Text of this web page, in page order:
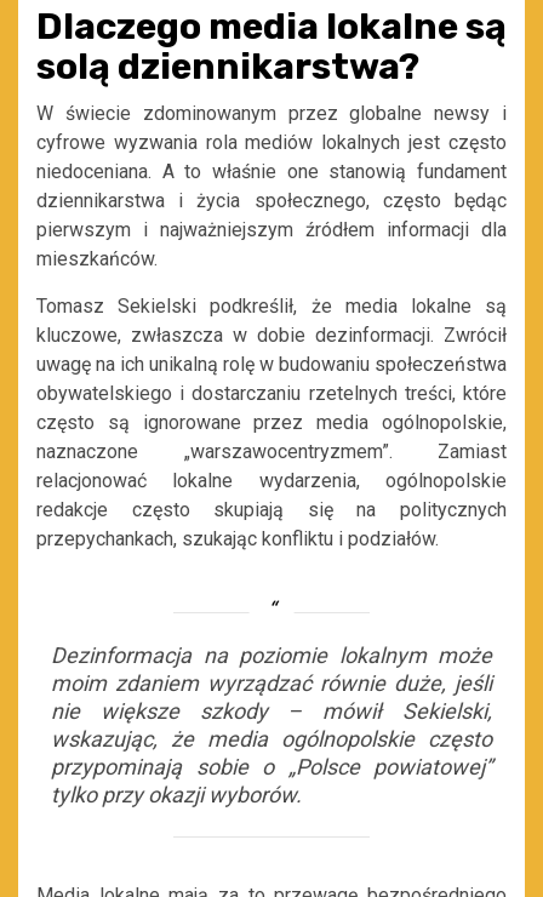
Dlaczego media lokalne są
solą dziennikarstwa?
W świecie zdominowanym przez globalne newsy i
cyfrowe wyzwania rola mediów lokalnych jest często
niedoceniana. A to właśnie one stanowią fundament
dziennikarstwa i życia społecznego, często będąc
pierwszym i najważniejszym źródłem informacji dla
mieszkańców.
Tomasz Sekielski podkreślił, że media lokalne są
kluczowe, zwłaszcza w dobie dezinformacji. Zwrócił
uwagę na ich unikalną rolę w budowaniu społeczeństwa
obywatelskiego i dostarczaniu rzetelnych treści, które
często są ignorowane przez media ogólnopolskie,
naznaczone „warszawocentryzmem”. Zamiast
relacjonować lokalne wydarzenia, ogólnopolskie
redakcje często skupiają się na politycznych
przepychankach, szukając konfliktu i podziałów.
Dezinformacja na poziomie lokalnym może
moim zdaniem wyrządzać równie duże, jeśli
nie większe szkody – mówił Sekielski,
wskazując, że media ogólnopolskie często
przypominają sobie o „Polsce powiatowej”
tylko przy okazji wyborów.